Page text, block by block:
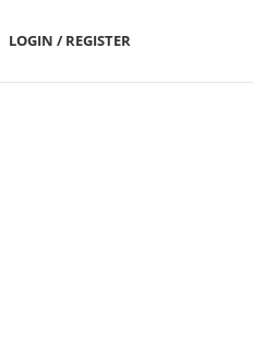
LOGIN / REGISTER